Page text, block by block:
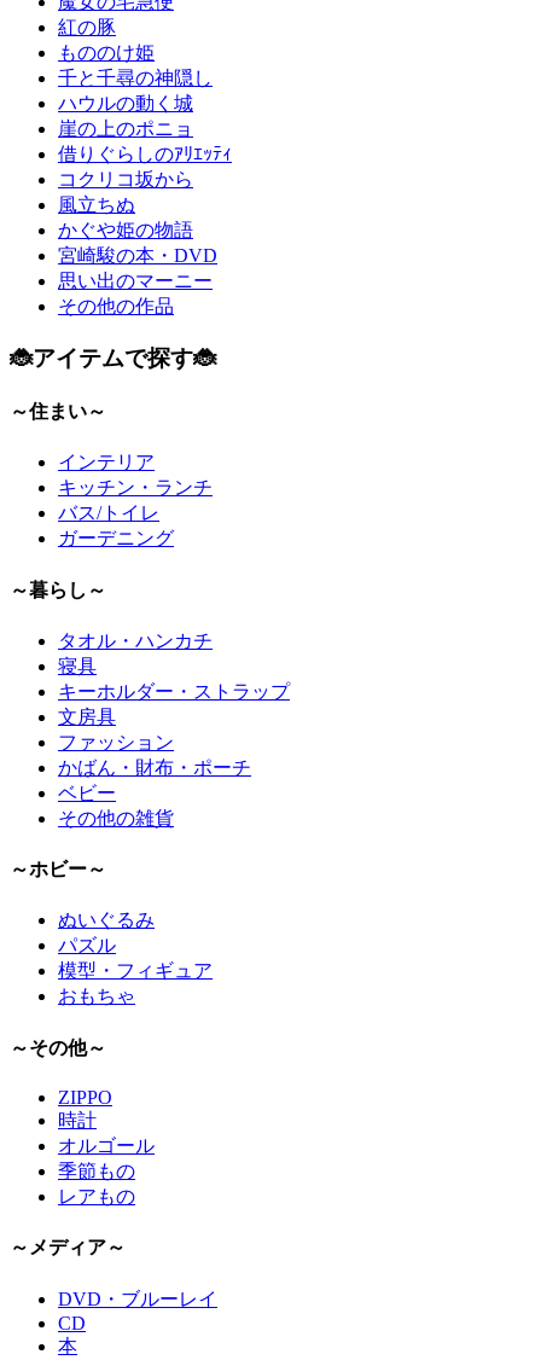
紅の豚
もののけ姫
千と千尋の神隠し
ハウルの動く城
崖の上のポニョ
借りぐらしのｱﾘｴｯﾃｨ
コクリコ坂から
風立ちぬ
かぐや姫の物語
宮崎駿の本・DVD
思い出のマーニー
その他の作品
🐞アイテムで探す🐞
～住まい～
インテリア
キッチン・ランチ
バス/トイレ
ガーデニング
～暮らし～
タオル・ハンカチ
寝具
キーホルダー・ストラップ
文房具
ファッション
かばん・財布・ポーチ
ベビー
その他の雑貨
～ホビー～
ぬいぐるみ
パズル
模型・フィギュア
おもちゃ
～その他～
ZIPPO
時計
オルゴール
季節もの
レアもの
～メディア～
DVD・ブルーレイ
CD
本